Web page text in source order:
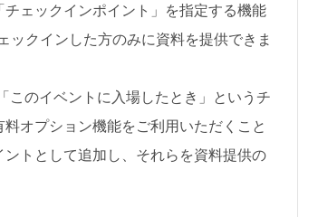
ェックインポイント」を指定する機能
ックインした方のみに資料を提供できま
このイベントに入場したとき」というチ
料オプション機能をご利用いただくこと
トとして追加し、それらを資料提供の